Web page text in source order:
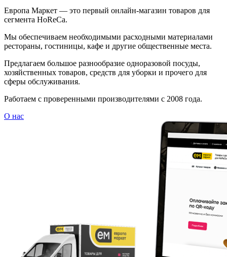
Европа Маркет — это первый онлайн-магазин товаров для
сегмента HoReCa.
Мы обеспечиваем необходимыми расходными материалами
рестораны, гостиницы, кафе и другие общественные места.
Предлагаем большое разнообразие одноразовой посуды,
хозяйственных товаров, средств для уборки и прочего для
сферы обслуживания.
Работаем с проверенными производителями с 2008 года.
О нас